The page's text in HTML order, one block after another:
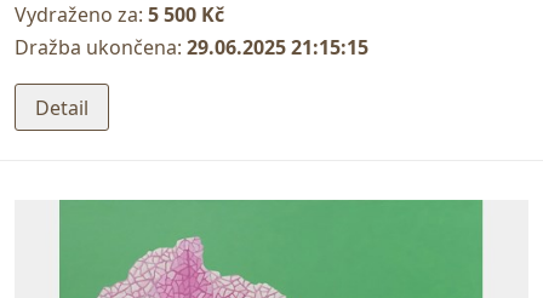
Vydraženo za: 5 500 Kč
Dražba ukončena: 29.06.2025 21:15:15
Detail